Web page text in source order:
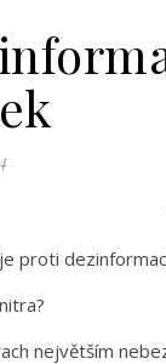
proti
největším